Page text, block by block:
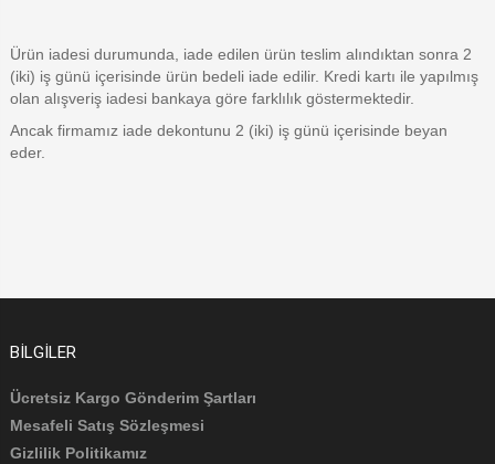
Ürün iadesi durumunda, iade edilen ürün teslim alındıktan sonra 2
(iki) iş günü içerisinde ürün bedeli iade edilir. Kredi kartı ile yapılmış
olan alışveriş iadesi bankaya göre farklılık göstermektedir.
Ancak firmamız iade dekontunu 2 (iki) iş günü içerisinde beyan
eder.
BILGILER
Ücretsiz Kargo Gönderim Şartları
Mesafeli Satış Sözleşmesi
Gizlilik Politikamız